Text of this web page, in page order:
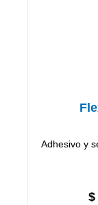
Adhesivo y
$